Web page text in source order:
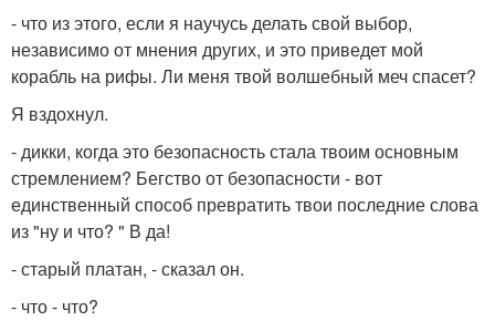
- что из этого, если я научусь делать свой выбор,
независимо от мнения других, и это приведет мой
корабль на рифы. Ли меня твой волшебный меч спасет?
Я вздохнул.
- дикки, когда это безопасность стала твоим основным
стремлением? Бегство от безопасности - вот
единственный способ превратить твои последние слова
из "ну и что? " В да!
- старый платан, - сказал он.
- что - что?